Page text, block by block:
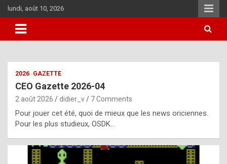
Skip
to
content
lundi, août 10, 2026
i
u
l
2026 GAZETTE
CEO Gazette 2026-04
2 août 2026 didier_v 7 Comments
Pour jouer cet été, quoi de mieux que les news oriciennes.
Pour les plus studieux, OSDK…